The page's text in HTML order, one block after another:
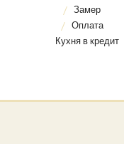
Замер
Оплата
Кухня в кредит